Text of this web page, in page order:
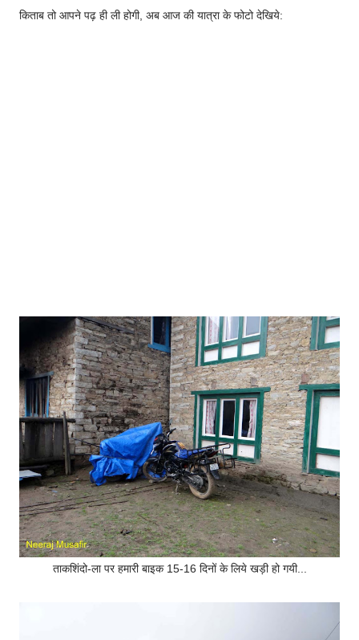
किताब तो आपने पढ़ ही ली होगी, अब आज की यात्रा के फोटो देखिये:
ताकशिंदो-ला पर हमारी बाइक 15-16 दिनों के लिये खड़ी हो गयी...